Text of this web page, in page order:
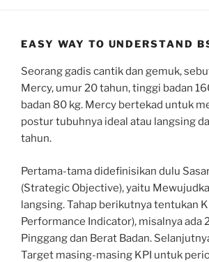
EASY WAY TO UNDERSTAND
Seorang gadis cantik dan gemuk,
Mercy, umur 20 tahun, tinggi badan
badan 80 kg. Mercy bertekad untuk
postur tubuhnya ideal atau langsing
tahun.
Pertama-tama didefinisikan dulu
(Strategic Objective), yaitu
langsing. Tahap berikutnya tentukan
Performance Indicator), misalnya ada
Pinggang dan Berat Badan.
Target masing-masing KPI untuk